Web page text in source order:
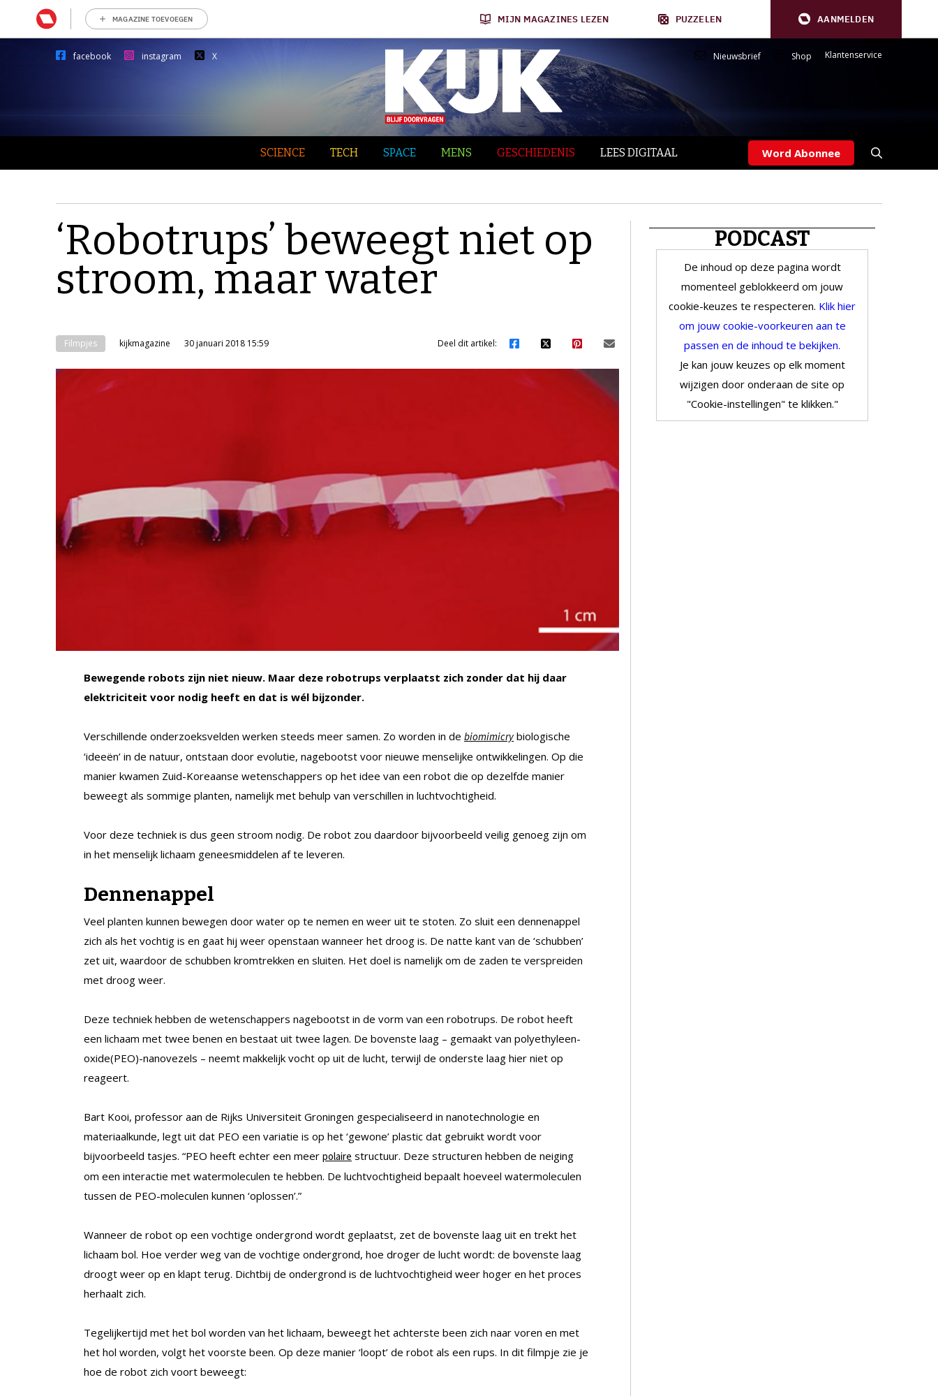
MAGAZINE TOEVOEGEN MIJN MAGAZINES LEZEN PUZZELEN AANMELDEN
facebook instagram X Nieuwsbrief Shop Klantenservice
SCIENCE TECH SPACE MENS GESCHIEDENIS LEES DIGITAAL Word Abonnee
‘Robotrups’ beweegt niet op
stroom, maar water
Filmpjes kijkmagazine 30 januari 2018 15:59 Deel dit artikel:
Bewegende robots zijn niet nieuw. Maar deze robotrups verplaatst zich zonder dat hij daar
elektriciteit voor nodig heeft en dat is wél bijzonder.
Verschillende onderzoeksvelden werken steeds meer samen. Zo worden in de biomimicry biologische
‘ideeën’ in de natuur, ontstaan door evolutie, nagebootst voor nieuwe menselijke ontwikkelingen. Op die
manier kwamen Zuid-Koreaanse wetenschappers op het idee van een robot die op dezelfde manier
beweegt als sommige planten, namelijk met behulp van verschillen in luchtvochtigheid.
Voor deze techniek is dus geen stroom nodig. De robot zou daardoor bijvoorbeeld veilig genoeg zijn om
in het menselijk lichaam geneesmiddelen af te leveren.
Dennenappel
Veel planten kunnen bewegen door water op te nemen en weer uit te stoten. Zo sluit een dennenappel
zich als het vochtig is en gaat hij weer openstaan wanneer het droog is. De natte kant van de ‘schubben’
zet uit, waardoor de schubben kromtrekken en sluiten. Het doel is namelijk om de zaden te verspreiden
met droog weer.
Deze techniek hebben de wetenschappers nagebootst in de vorm van een robotrups. De robot heeft
een lichaam met twee benen en bestaat uit twee lagen. De bovenste laag – gemaakt van polyethyleen-
oxide(PEO)-nanovezels – neemt makkelijk vocht op uit de lucht, terwijl de onderste laag hier niet op
reageert.
Bart Kooi, professor aan de Rijks Universiteit Groningen gespecialiseerd in nanotechnologie en
materiaalkunde, legt uit dat PEO een variatie is op het ‘gewone’ plastic dat gebruikt wordt voor
bijvoorbeeld tasjes. “PEO heeft echter een meer polaire structuur. Deze structuren hebben de neiging
om een interactie met watermoleculen te hebben. De luchtvochtigheid bepaalt hoeveel watermoleculen
tussen de PEO-moleculen kunnen ‘oplossen’.”
Wanneer de robot op een vochtige ondergrond wordt geplaatst, zet de bovenste laag uit en trekt het
lichaam bol. Hoe verder weg van de vochtige ondergrond, hoe droger de lucht wordt: de bovenste laag
droogt weer op en klapt terug. Dichtbij de ondergrond is de luchtvochtigheid weer hoger en het proces
herhaalt zich.
Tegelijkertijd met het bol worden van het lichaam, beweegt het achterste been zich naar voren en met
het hol worden, volgt het voorste been. Op deze manier ‘loopt’ de robot als een rups. In dit filmpje zie je
hoe de robot zich voort beweegt:
PODCAST
De inhoud op deze pagina wordt
momenteel geblokkeerd om jouw
cookie-keuzes te respecteren. Klik hier
om jouw cookie-voorkeuren aan te
passen en de inhoud te bekijken.
Je kan jouw keuzes op elk moment
wijzigen door onderaan de site op
"Cookie-instellingen" te klikken."